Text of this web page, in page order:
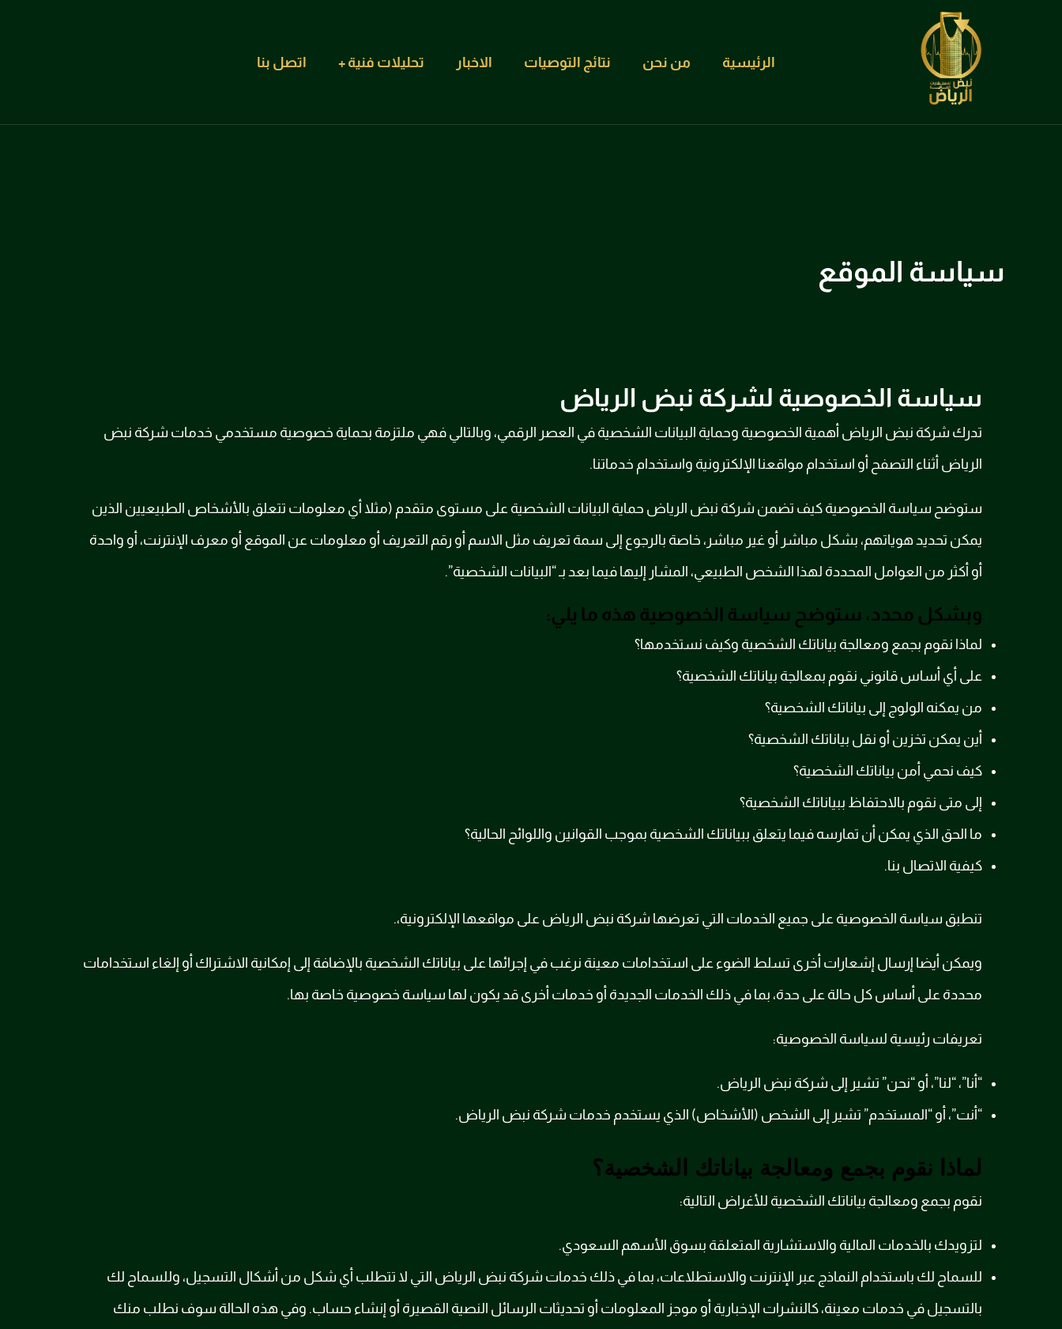
الرئيسية من نحن نتائج التوصيات الاخبار تحليلات فنية اتصل بنا
سياسة الموقع
سياسة الخصوصية لشركة نبض الرياض
تدرك شركة نبض الرياض أهمية الخصوصية وحماية البيانات الشخصية في العصر الرقمي، وبالتالي فهي ملتزمة بحماية خصوصية مستخدمي خدمات شركة نبض
الرياض أثناء التصفح أو استخدام مواقعنا الإلكترونية واستخدام خدماتنا.
ستوضح سياسة الخصوصية كيف تضمن شركة نبض الرياض حماية البيانات الشخصية على مستوى متقدم (مثلا أي معلومات تتعلق بالأشخاص الطبيعيين الذين
يمكن تحديد هوياتهم، بشكل مباشر أو غير مباشر، خاصة بالرجوع إلى سمة تعريف مثل الاسم أو رقم التعريف أو معلومات عن الموقع أو معرف الإنترنت، أو واحدة
أو أكثر من العوامل المحددة لهذا الشخص الطبيعي، المشار إليها فيما بعد بـ “البيانات الشخصية”.
وبشكل محدد، ستوضح سياسة الخصوصية هذه ما يلي:
لماذا نقوم بجمع ومعالجة بياناتك الشخصية وكيف نستخدمها؟
على أي أساس قانوني نقوم بمعالجة بياناتك الشخصية؟
من يمكنه الولوج إلى بياناتك الشخصية؟
أين يمكن تخزين أو نقل بياناتك الشخصية؟
كيف نحمي أمن بياناتك الشخصية؟
إلى متى نقوم بالاحتفاظ ببياناتك الشخصية؟
ما الحق الذي يمكن أن تمارسه فيما يتعلق ببياناتك الشخصية بموجب القوانين واللوائح الحالية؟
كيفية الاتصال بنا.
تنطبق سياسة الخصوصية على جميع الخدمات التي تعرضها شركة نبض الرياض على مواقعها الإلكترونية،.
ويمكن أيضا إرسال إشعارات أخرى تسلط الضوء على استخدامات معينة نرغب في إجرائها على بياناتك الشخصية بالإضافة إلى إمكانية الاشتراك أو إلغاء استخدامات
محددة على أساس كل حالة على حدة، بما في ذلك الخدمات الجديدة أو خدمات أخرى قد يكون لها سياسة خصوصية خاصة بها.
تعريفات رئيسية لسياسة الخصوصية:
“أنا”، “لنا”، أو “نحن” تشير إلى شركة نبض الرياض.
“أنت”، أو “المستخدم” تشير إلى الشخص (الأشخاص) الذي يستخدم خدمات شركة نبض الرياض.
لماذا نقوم بجمع ومعالجة بياناتك الشخصية؟
نقوم بجمع ومعالجة بياناتك الشخصية للأغراض التالية:
لتزويدك بالخدمات المالية والاستشارية المتعلقة بسوق الأسهم السعودي.
للسماح لك باستخدام النماذج عبر الإنترنت والاستطلاعات، بما في ذلك خدمات شركة نبض الرياض التي لا تتطلب أي شكل من أشكال التسجيل، وللسماح لك
بالتسجيل في خدمات معينة، كالنشرات الإخبارية أو موجز المعلومات أو تحديثات الرسائل النصية القصيرة أو إنشاء حساب. وفي هذه الحالة سوف نطلب منك